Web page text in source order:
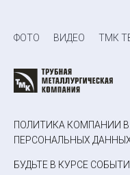
ФОТО ВИДЕО ТМК
ПОЛИТИКА КОМПАНИИ
ПЕРСОНАЛЬНЫХ
БУДЬТЕ В КУРСЕ